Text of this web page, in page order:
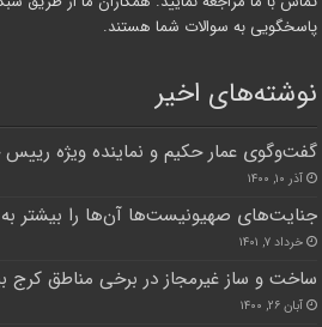
پاسخگویی به سوالات شما هستند.
نوشته‌های اخیر
گفت‌وگوی عمار حکیم و نماینده ویژه رییس
آذر ۱۰, ۱۴۰۰
جنایت‌های صهیونیست‌ها آن‌ها را بیشتر
خرداد ۷, ۱۴۰۱
ساخت و ساز غیرمجاز در برخی مناطق کرج
آبان ۲۶, ۱۴۰۰